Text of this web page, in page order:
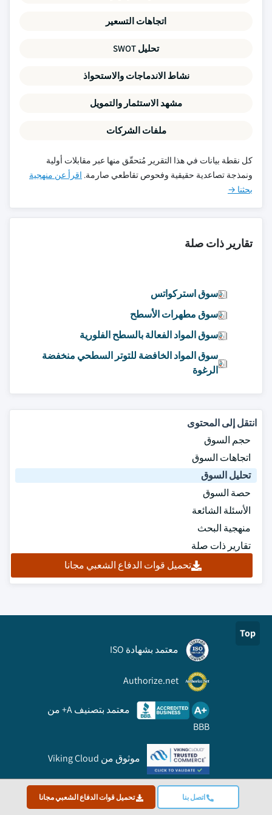
اتصل بنا تحميل قوات الدفاع الشعبي مجانا
اتجاهات التسعير
تحليل SWOT
نشاط الاندماجات والاستحواذ
مشهد الاستثمار والتمويل
ملفات الشركات
كل نقطة بيانات في هذا التقرير مُتحقّق منها عبر مقابلات أولية
ونمذجة تصاعدية حقيقية وفحوص تقاطعي صارمة. اقرأ عن منهجية
بحثنا →
تقارير ذات صلة
سوق استركواتس
سوق مطهرات الأسطح
سوق المواد الفعالة بالسطح الفلورية
سوق المواد الخافضة للتوتر السطحي منخفضة
الرغوة
انتقل إلى المحتوى
حجم السوق
اتجاهات السوق
تحليل السوق
حصة السوق
الأسئلة الشائعة
منهجية البحث
تقارير ذات صلة
تحميل قوات الدفاع الشعبي مجانا
Top
معتمد بشهادة ISO
Authorize.net
معتمد بتصنيف A+ من
BBB
موثوق من Viking Cloud
وصلة